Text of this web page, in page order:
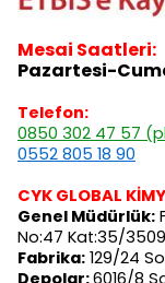
Mesai Saatleri:
Pazartesi-
Telefon:
0850 302 47 57
0552 805 18 90
CYK GLOBAL
Genel Müdürlük:
No:47 Kat:35/3509
Fabrika: 129/24